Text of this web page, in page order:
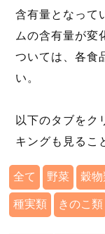
含有量となって
ムの含有量が変
ついては、各食
い。
以下のタブをク
キングも見るこ
全て 野菜 穀物
種実類 きのこ類